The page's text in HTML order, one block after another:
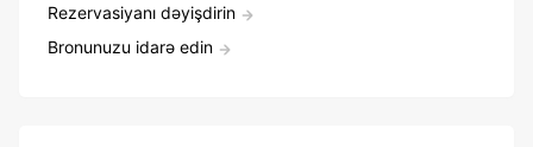
Rezervasiyanı dəyişdirin
Bronunuzu idarə edin